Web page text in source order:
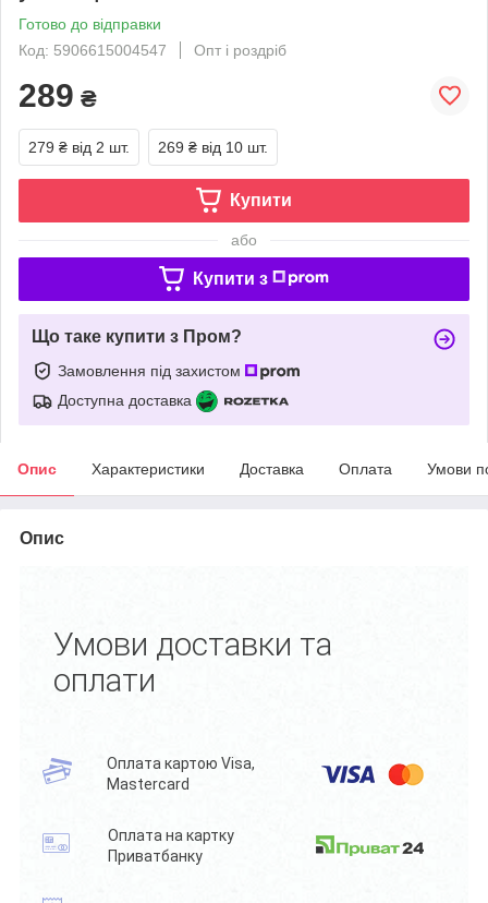
Готово до відправки
Код: 5906615004547
Опт і роздріб
289 ₴
279 ₴ від 2 шт. 269 ₴ від 10 шт.
Купити
або
Купити з
Що таке купити з Пром?
Замовлення під захистом
Доступна доставка
Опис Характеристики Доставка Оплата Умови
Опис
Умови доставки та
оплати
Оплата картою Visa,
Mastercard
Оплата на картку
Приватбанку